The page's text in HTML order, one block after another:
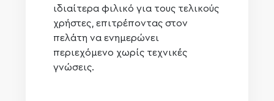
ιδιαίτερα φιλικό για τους τελικούς
χρήστες, επιτρέποντας στον
πελάτη να ενημερώνει
περιεχόμενο χωρίς τεχνικές
γνώσεις.